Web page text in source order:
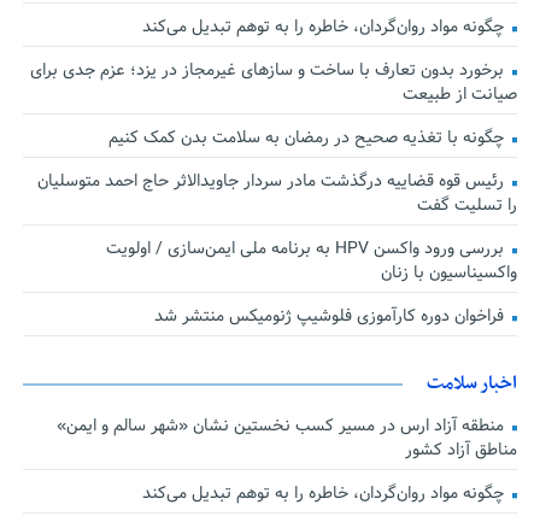
چگونه مواد روان‌گردان، خاطره را به توهم تبدیل می‌کند
برخورد بدون تعارف با ساخت‌ و سازهای غیرمجاز در یزد؛ عزم جدی برای
صیانت از طبیعت
چگونه با تغذیه صحیح در رمضان به سلامت بدن کمک کنیم
رئیس قوه قضاییه درگذشت مادر سردار جاویدالاثر حاج احمد متوسلیان
را تسلیت گفت
بررسی ورود واکسن HPV به برنامه ملی ایمن‌سازی / اولویت
واکسیناسیون با زنان
فراخوان دوره کارآموزی فلوشیپ ژنومیکس منتشر شد
اخبار سلامت
منطقه آزاد ارس در مسیر کسب نخستین نشان «شهر سالم و ایمن»
مناطق آزاد کشور
چگونه مواد روان‌گردان، خاطره را به توهم تبدیل می‌کند